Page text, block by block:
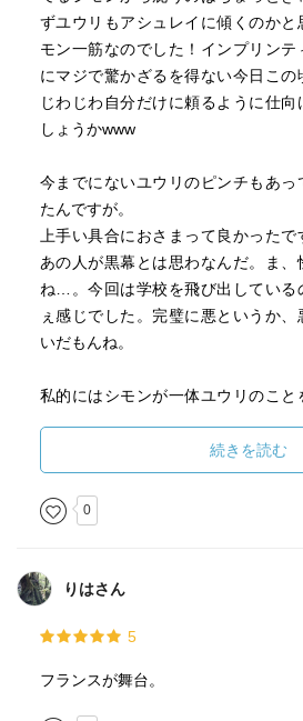
ずユウリもアシュレイに傾くのかと
モン一筋なのでした！インプリンテ
にマジで驚かざるを得ない今日こ
じわじわ自分だけに頼るように仕
しょうかwww
今までにないユウリのピンチもあっ
たんですが。
上手い具合におさまって良かった
あの人が黒幕とは思わなんだ。ま
ね…。今回は学校を飛び出している
ぇ感じでした。完璧に悪というか
いだもんね。
私的にはシモンが一体ユウリのこと
よ、あの歓迎ぶりはヽ(^o^)丿 それ
でしょうか？そんなシモンも見てみ
そんなわけで時間に続く！6巻あた
続きを読む
0
りはさん
5
フランスが舞台。